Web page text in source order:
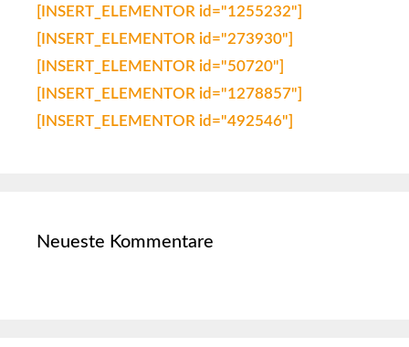
[INSERT_ELEMENTOR id="1255232"]
[INSERT_ELEMENTOR id="273930"]
[INSERT_ELEMENTOR id="50720"]
[INSERT_ELEMENTOR id="1278857"]
[INSERT_ELEMENTOR id="492546"]
Neueste Kommentare